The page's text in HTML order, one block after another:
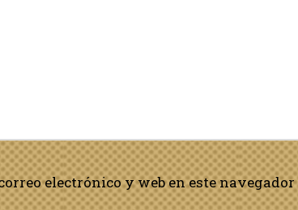
electrónico y web en este